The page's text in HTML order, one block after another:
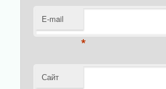
E-mail
*
Сайт